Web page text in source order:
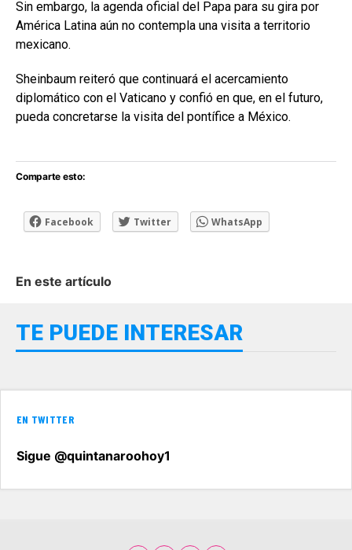
Sin embargo, la agenda oficial del Papa para su gira por
América Latina aún no contempla una visita a territorio
mexicano.
Sheinbaum reiteró que continuará el acercamiento
diplomático con el Vaticano y confió en que, en el futuro,
pueda concretarse la visita del pontífice a México.
Comparte esto:
Facebook Twitter WhatsApp
En este artículo
TE PUEDE INTERESAR
EN TWITTER
Sigue @quintanaroohoy1